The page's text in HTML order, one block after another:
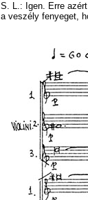
S. L.: Igen. Erre
a veszély fenyeget,